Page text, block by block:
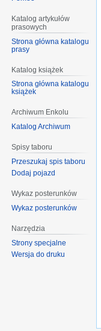
Katalog artykułów
prasowych
Strona główna katalogu
prasy
Katalog książek
Strona główna katalogu
książek
Archiwum Enkolu
Katalog Archiwum
Spisy taboru
Przeszukaj spis taboru
Dodaj pojazd
Wykaz posterunków
Wykaz posterunków
Narzędzia
Strony specjalne
Wersja do druku